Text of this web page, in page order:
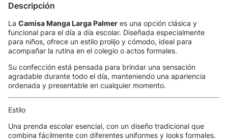
Descripción
La Camisa Manga Larga Palmer es una opción clásica y
funcional para el día a día escolar. Diseñada especialmente
para niños, ofrece un estilo prolijo y cómodo, ideal para
acompañar la rutina en el colegio o actos formales.
Su confección está pensada para brindar una sensación
agradable durante todo el día, manteniendo una apariencia
ordenada y presentable en cualquier momento.
Estilo
Una prenda escolar esencial, con un diseño tradicional que
combina fácilmente con diferentes uniformes y looks formales.